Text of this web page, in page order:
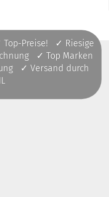
Preise! ✓ Riesige
✓ Top Marken
✓ Versand durch